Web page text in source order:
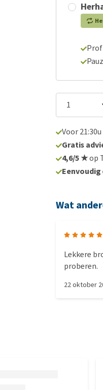
Voor
Gratis
4,6/5 ★op
Eenvoudig
Wat
Lekkere
proberen.
22 oktober